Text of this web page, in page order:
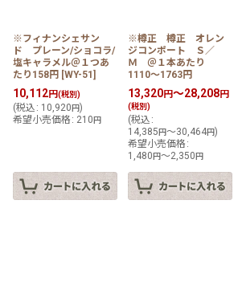
※フィナンシェサン
ド プレーン/ショコラ/
塩キャラメル＠１つあ
たり158円 [WY-51]
10,112円(税別)
(税込 : 10,920 円)
希望小売価格 : 210 円
※樽正 樽正 オレン
ジコンポート Ｓ／
Ｍ ＠１本あたり
1110〜1763円
13,320円～28,208円
(税別)
(税込 :
14,385 円～30,464円)
希望小売価格 :
1,480 円～2,350 円